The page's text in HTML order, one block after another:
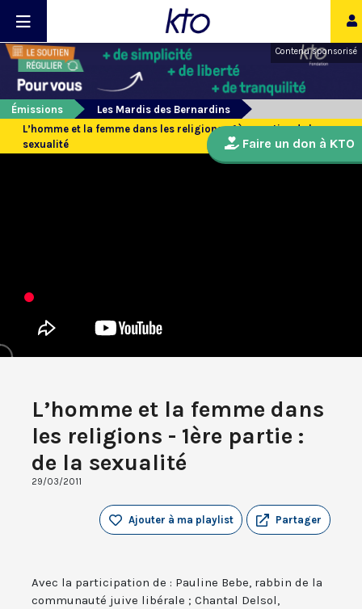
Contenu sponsorisé
Émissions
Les Mardis des Bernardins
L’homme et la femme dans les religions - 1ère partie : de la
sexualité
L’homme et la femme dans
les religions - 1ère partie :
de la sexualité
29/03/2011
Partager
Ajouter à ma playlist
Avec la participation de : Pauline Bebe, rabbin de la
communauté juive libérale ; Chantal Delsol,
Faire un don à KTO